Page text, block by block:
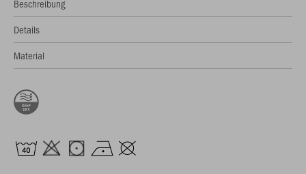
Beschreibung
Details
Material